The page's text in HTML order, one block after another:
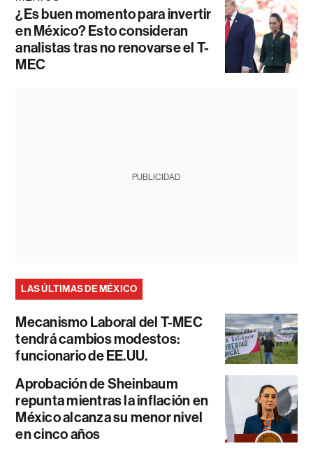
¿Es buen momento para invertir
en México? Esto consideran
analistas tras no renovarse el T-
MEC
PUBLICIDAD
LAS ÚLTIMAS DE MÉXICO
Mecanismo Laboral del T-MEC
tendrá cambios modestos:
funcionario de EE.UU.
Aprobación de Sheinbaum
repunta mientras la inflación en
México alcanza su menor nivel
en cinco años